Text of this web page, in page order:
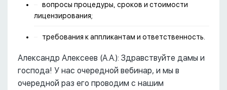
вопросы процедуры, сроков и стоимости
лицензирования;
требования к аппликантам и ответственность.
Александр Алексеев (А.А.): Здравствуйте дамы и
господа! У нас очередной вебинар, и мы в
очередной раз его проводим с нашим